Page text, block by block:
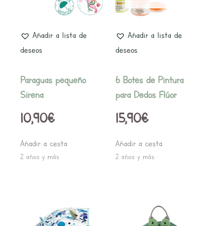
Añadir a lista de
deseos
Paraguas pequeño
Sirena
10,90€
Añadir a cesta
2 años y más
Añadir a lista de
deseos
6 Botes de Pintura
para Dedos Flúor
15,90€
Añadir a cesta
2 años y más